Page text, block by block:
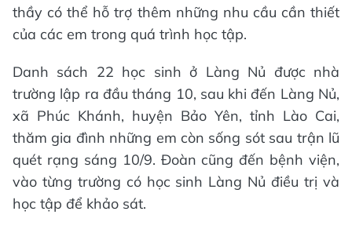
thầy có thể hỗ trợ thêm những nhu cầu cần thiết
của các em trong quá trình học tập.
Danh sách 22 học sinh ở Làng Nủ được nhà
trường lập ra đầu tháng 10, sau khi đến Làng Nủ,
xã Phúc Khánh, huyện Bảo Yên, tỉnh Lào Cai,
thăm gia đình những em còn sống sót sau trận lũ
quét rạng sáng 10/9. Đoàn cũng đến bệnh viện,
vào từng trường có học sinh Làng Nủ điều trị và
học tập để khảo sát.